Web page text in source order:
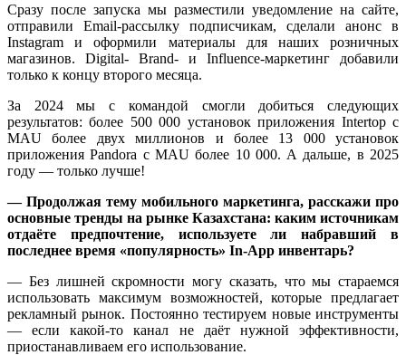
Сразу после запуска мы разместили уведомление на сайте,
отправили Email-рассылку подписчикам, сделали анонс в
Instagram и оформили материалы для наших розничных
магазинов. Digital- Brand- и Influence-маркетинг добавили
только к концу второго месяца.
За 2024 мы с командой смогли добиться следующих
результатов: более 500 000 установок приложения Intertop c
MAU более двух миллионов и более 13 000 установок
приложения Pandora с MAU более 10 000. А дальше, в 2025
году — только лучше!
— Продолжая тему мобильного маркетинга, расскажи про
основные тренды на рынке Казахстана: каким источникам
отдаёте предпочтение, используете ли набравший в
последнее время «популярность» In-App инвентарь?
— Без лишней скромности могу сказать, что мы стараемся
использовать максимум возможностей, которые предлагает
рекламный рынок. Постоянно тестируем новые инструменты
— если какой-то канал не даёт нужной эффективности,
приостанавливаем его использование.